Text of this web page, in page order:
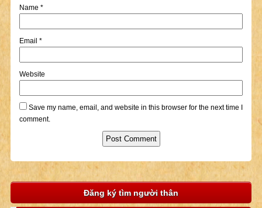
Name *
Email *
Website
Save my name, email, and website in this browser for the next time I
comment.
Đăng ký tìm người thân